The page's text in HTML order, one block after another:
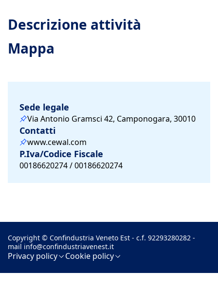
Descrizione attività
Mappa
Sede legale
Via Antonio Gramsci 42, Camponogara, 30010
Contatti
www.cewal.com
P.Iva/Codice Fiscale
00186620274 / 00186620274
Copyright © Confindustria Veneto Est - c.f. 92293280282 -
mail info@confindustriavenest.it
Privacy policy Cookie policy